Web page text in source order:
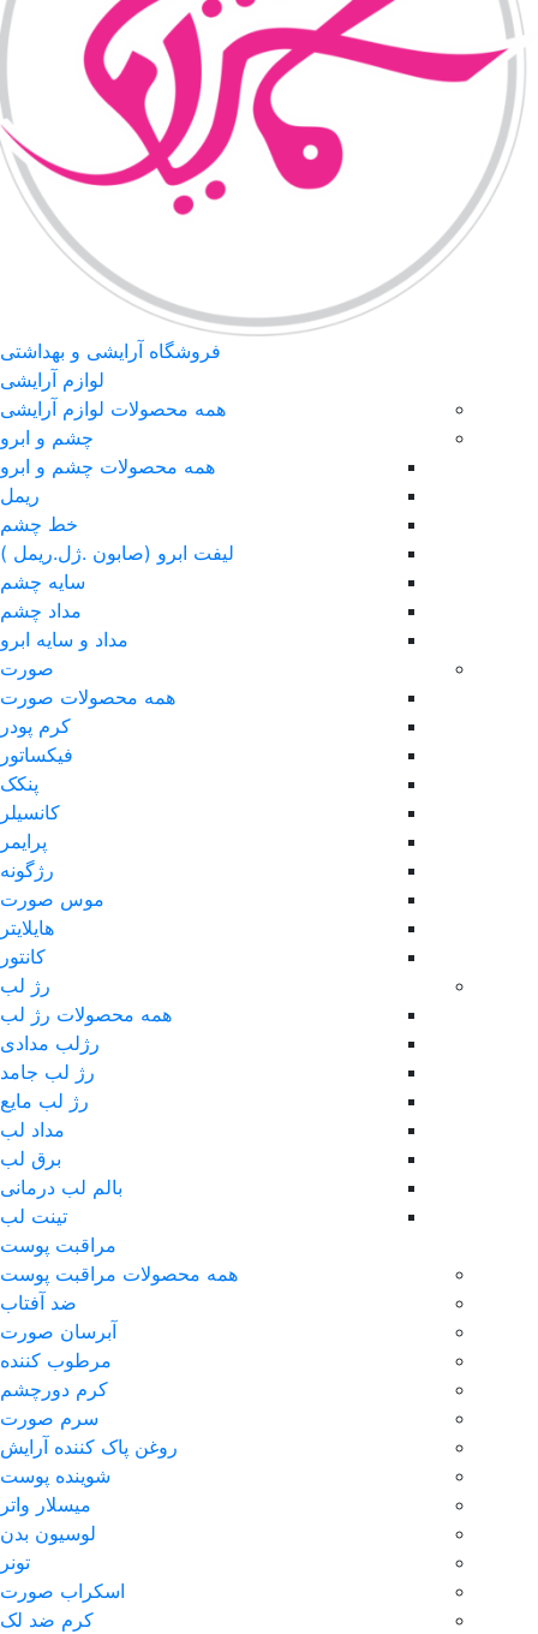
فروشگاه آرایشی و بهداشتی
لوازم آرایشی
همه محصولات لوازم آرایشی
چشم و ابرو
همه محصولات چشم و ابرو
ریمل
خط چشم
لیفت ابرو (صابون .ژل.ریمل )
سایه چشم
مداد چشم
مداد و سایه ابرو
صورت
همه محصولات صورت
کرم پودر
فیکساتور
پنکک
کانسیلر
پرایمر
رژگونه
موس صورت
هایلایتر
کانتور
رژ لب
همه محصولات رژ لب
رژلب مدادی
رژ لب جامد
رژ لب مایع
مداد لب
برق لب
بالم لب درمانی
تینت لب
مراقبت پوست
همه محصولات مراقبت پوست
ضد آفتاب
آبرسان صورت
مرطوب کننده
کرم دورچشم
سرم صورت
روغن پاک کننده آرایش
شوینده پوست
میسلار واتر
لوسیون بدن
تونر
اسکراب صورت
کرم ضد لک